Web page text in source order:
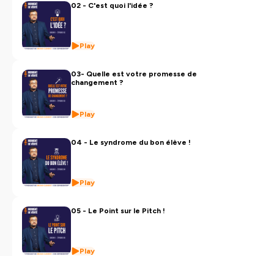
02 - C'est quoi l'idée ?
Play
03- Quelle est votre promesse de
changement ?
Play
04 - Le syndrome du bon élève !
Play
05 - Le Point sur le Pitch !
Play